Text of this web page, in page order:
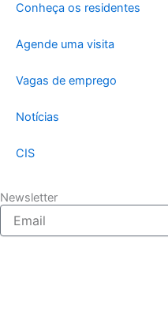
Conheça os residentes
Agende uma visita
Vagas de emprego
Notícias
CIS
Newsletter